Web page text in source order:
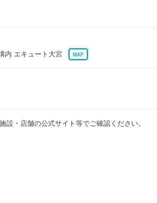
内 エキュート大宮
MAP
・店舗の公式サイト等でご確認ください。